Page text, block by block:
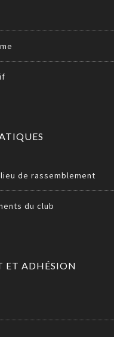
de rassemblement
du club
ET ADHÉSION